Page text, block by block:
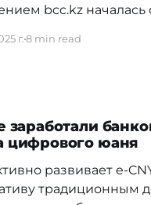
bcc.kz началась
появилась
приложением
автокредита.
через него другие
И вот совсем
г.8 min read
заработали
цифрового юаня
развивает e-
традиционным